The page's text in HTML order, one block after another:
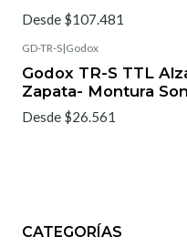
Desde $107.481
GD-TR-S|Godox
Godox TR-S TTL
Zapata- Montura
Desde $26.561
CATEGORÍAS